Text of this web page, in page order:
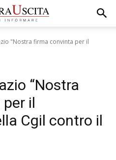
"Nostra firma convinta per il
“Nostra
il
Cgil contro il